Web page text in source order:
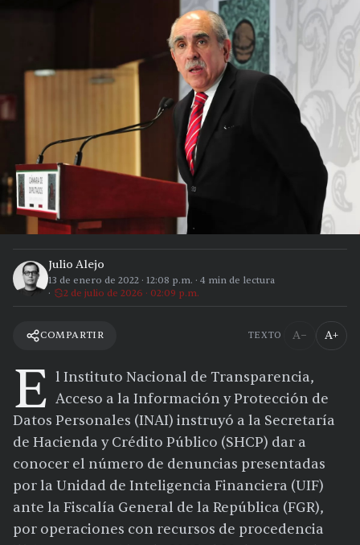
Julio Alejo
13 de enero de 2022 · 12:08 p.m. · 4 min de lectura
2 de julio de 2026 · 02:09 p.m.
COMPARTIR TEXTO A− A+
E l Instituto Nacional de Transparencia,
Acceso a la Información y Protección de
Datos Personales (INAI) instruyó a la Secretaría
de Hacienda y Crédito Público (SHCP) dar a
conocer el número de denuncias presentadas
por la Unidad de Inteligencia Financiera (UIF)
ante la Fiscalía General de la República (FGR),
por operaciones con recursos de procedencia